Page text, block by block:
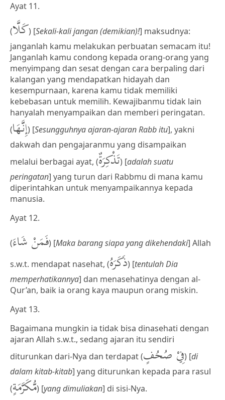
Ayat 11.
(كَلَّا) [Sekali-kali jangan (demikian)!] maksudnya:
janganlah kamu melakukan perbuatan semacam itu!
Janganlah kamu condong kepada orang-orang yang
menyimpang dan sesat dengan cara berpaling dari
kalangan yang mendapatkan hidayah dan
kesempurnaan, karena kamu tidak memiliki
kebebasan untuk memilih. Kewajibanmu tidak lain
hanyalah menyampaikan dan memberi peringatan.
(إِنَّهَا) [Sesungguhnya ajaran-ajaran Rabb itu], yakni
dakwah dan pengajaranmu yang disampaikan
melalui berbagai ayat, (تَذْكِرَةٌ) [adalah suatu
peringatan] yang turun dari Rabbmu di mana kamu
diperintahkan untuk menyampaikannya kepada
manusia.
Ayat 12.
(فَمَنْ شَاءَ) [Maka barang siapa yang dikehendaki] Allah
s.w.t. mendapat nasehat, (ذَكَرَهُ) [tentulah Dia
memperhatikannya] dan menasehatinya dengan al-
Qur’an, baik ia orang kaya maupun orang miskin.
Ayat 13.
Bagaimana mungkin ia tidak bisa dinasehati dengan
ajaran Allah s.w.t., sedang ajaran itu sendiri
diturunkan dari-Nya dan terdapat (فِيْ صُحُفٍ) [di
dalam kitab-kitab] yang diturunkan kepada para rasul
(مُّكَرَّمَةٍ) [yang dimuliakan] di sisi-Nya.